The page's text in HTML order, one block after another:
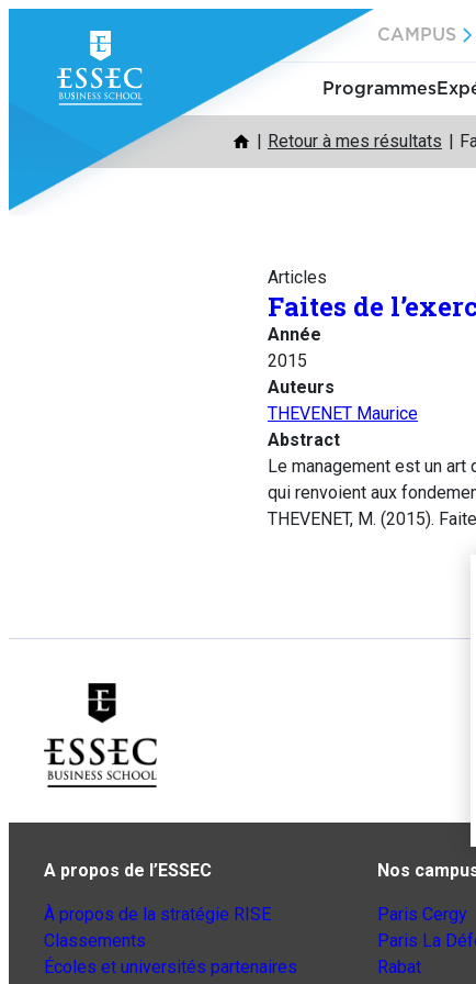
contenu
CAMPUS
Programmes
Retour à mes résultats
Articles
Faites de
Année
2015
Auteurs
THEVENET Maurice
Abstract
Le management est un
qui renvoient aux
THEVENET, M. (2015).
A propos de l’ESSEC
À propos de la stratégie RISE
Classements
Écoles et universités partenaires
Nos
Paris Cergy
Paris La
Rabat